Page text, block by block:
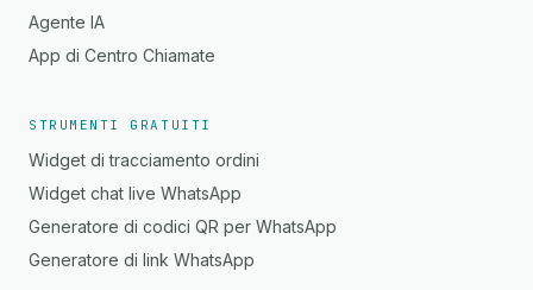
Agente IA
App di Centro Chiamate
STRUMENTI GRATUITI
Widget di tracciamento ordini
Widget chat live WhatsApp
Generatore di codici QR per WhatsApp
Generatore di link WhatsApp